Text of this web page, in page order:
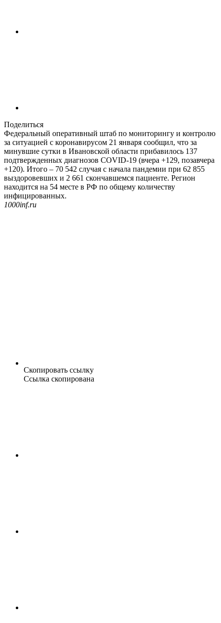
Поделиться
Федеральный оперативный штаб по мониторингу и контролю
за ситуацией с коронавирусом 21 января сообщил, что за
минувшие сутки в Ивановской области прибавилось 137
подтвержденных диагнозов COVID-19 (вчера +129, позавчера
+120). Итого – 70 542 случая с начала пандемии при 62 855
выздоровевших и 2 661 скончавшемся пациенте. Регион
находится на 54 месте в РФ по общему количеству
инфицированных.
1000inf.ru
Скопировать ссылку
Ссылка скопирована